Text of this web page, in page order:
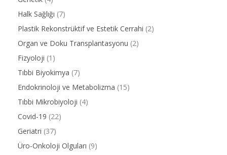
Halk Sağlığı (7)
Plastik Rekonstrüktif ve Estetik Cerrahi (2)
Organ ve Doku Transplantasyonu (2)
Fizyoloji (1)
Tıbbi Biyokimya (7)
Endokrinoloji ve Metabolizma (15)
Tıbbi Mikrobiyoloji (4)
Covid-19 (22)
Geriatri (37)
Üro-Onkoloji Olguları (9)